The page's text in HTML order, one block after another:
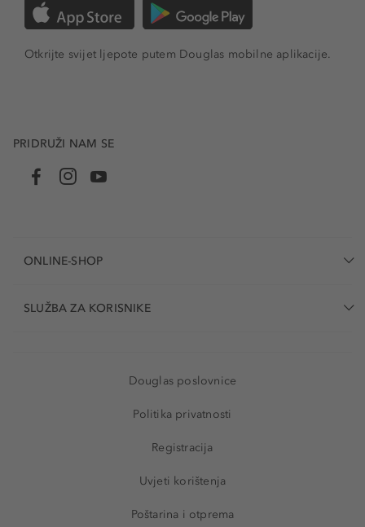
Otkrijte svijet ljepote putem Douglas mobilne aplikacije.
PRIDRUŽI NAM SE
ONLINE-SHOP
SLUŽBA ZA KORISNIKE
Douglas poslovnice
Politika privatnosti
Registracija
Uvjeti korištenja
Poštarina i otprema